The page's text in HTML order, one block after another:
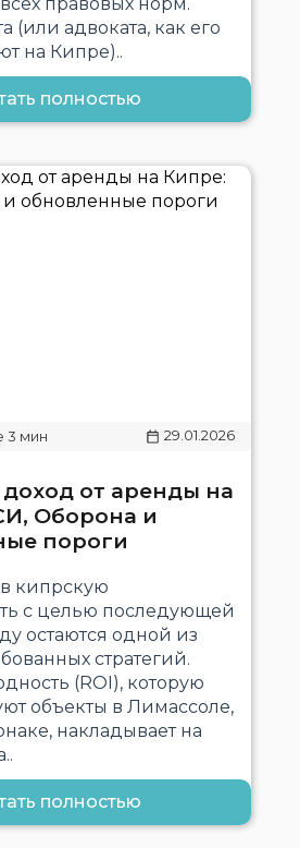
(или адвоката, как его
на Кипре)..
полностью
29.01.2026
от аренды на
Оборона и
пороги
кипрскую
с целью последующей
остаются одной из
стратегий.
(ROI), которую
объекты в Лимассоле,
накладывает на
полностью